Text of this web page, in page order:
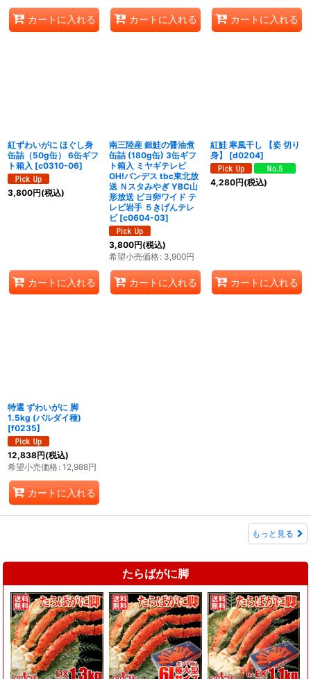
カートに入れる カートに入れる カートに入れる
紅ずわいがに ほぐし身
缶詰（50g缶） 6缶ギフ
ト箱入 [c0310-06]
3,800円(税込)
カートに入れる
南三陸産 銀鮭の醤油煮
缶詰 (180g缶) 3缶ギフ
ト箱入 ミヤギテレビ
OH!バンデス tbc東北放
送 Ｎスタみやぎ YBC山
形放送 ピヨ卵ワイド テ
レビ岩手 ５きげんテレ
ビ [c0604-03]
3,800円(税込)
希望小売価格: 3,900円
カートに入れる
紅鮭 寒風干し 【姿 切り
身】
[d0204]
4,280円(税込)
カートに入れる
特選 ずわいがに 脚
1.5kg (バルダイ種)
[f0235]
12,838円(税込)
希望小売価格: 12,988円
カートに入れる
もっと見る
たらばがに脚